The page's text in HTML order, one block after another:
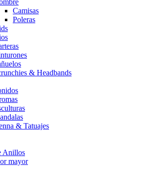
Camisas
Poleras
& Headbands
& Tatuajes
Anillos
mayor